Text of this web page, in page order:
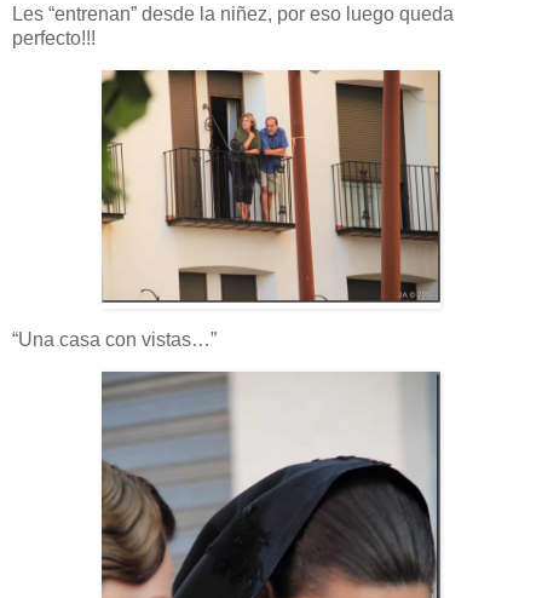
Les “entrenan” desde la niñez, por eso luego queda
perfecto!!!
“Una casa con vistas…”